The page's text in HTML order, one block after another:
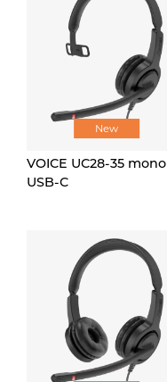
New
VOICE UC28-35 mono
USB-C